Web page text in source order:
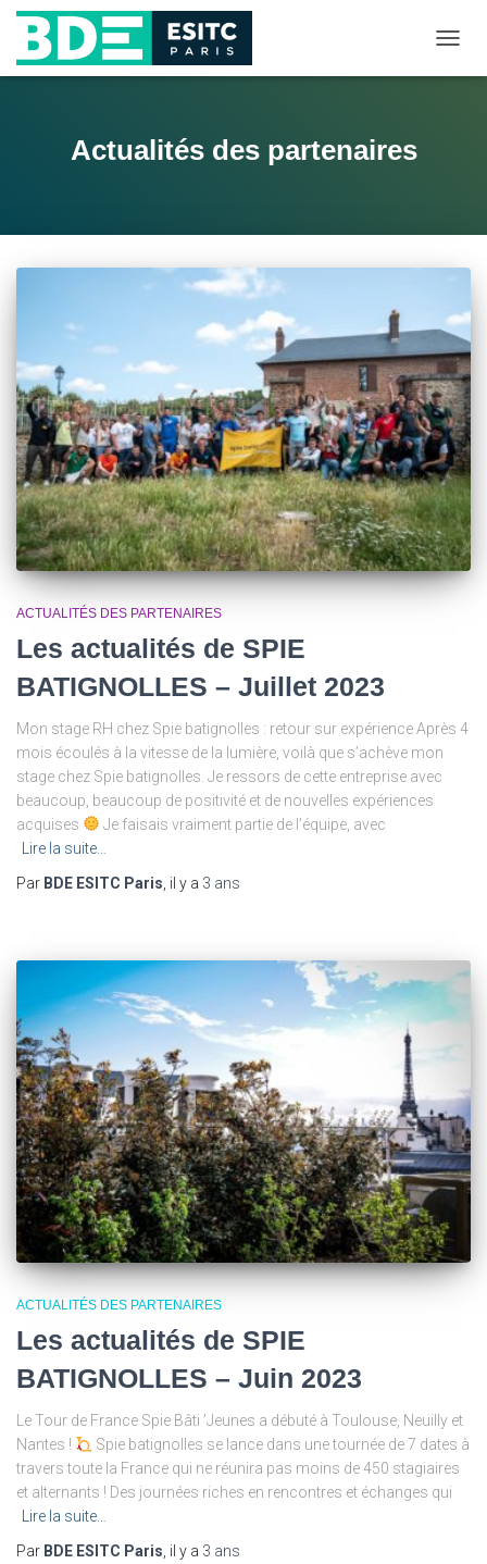
LA
Actualités des partenaires
ACTUALITÉS DES PARTENAIRES
Les actualités de SPIE
BATIGNOLLES – Juillet 2023
Mon stage RH chez Spie batignolles : retour sur expérience Après 4
mois écoulés à la vitesse de la lumière, voilà que s’achève mon
stage chez Spie batignolles. Je ressors de cette entreprise avec
beaucoup, beaucoup de positivité et de nouvelles expériences
acquises
Je faisais vraiment partie de l’équipe, avec
Lire la suite…
Par BDE ESITC Paris , il y a 3 ans
ACTUALITÉS DES PARTENAIRES
Les actualités de SPIE
BATIGNOLLES – Juin 2023
Le Tour de France Spie Bâti ’Jeunes a débuté à Toulouse, Neuilly et
Nantes !
Spie batignolles se lance dans une tournée de 7 dates à
travers toute la France qui ne réunira pas moins de 450 stagiaires
et alternants ! Des journées riches en rencontres et échanges qui
Lire la suite…
Par BDE ESITC Paris, il y a 3 ans